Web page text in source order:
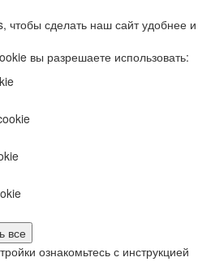
сделать наш сайт удобнее
вы разрешаете использовать:
все
ознакомьтесь с инструкцией